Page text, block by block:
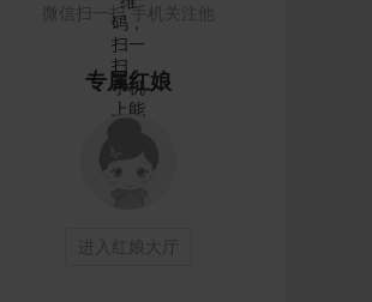
微信扫一扫 手机关注他
专属红娘
进入红娘大厅